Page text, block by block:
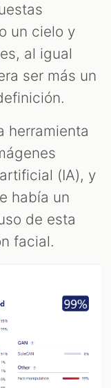
un cielo y
al igual
ser más un
herramienta
(IA), y
había un
de esta
facial.